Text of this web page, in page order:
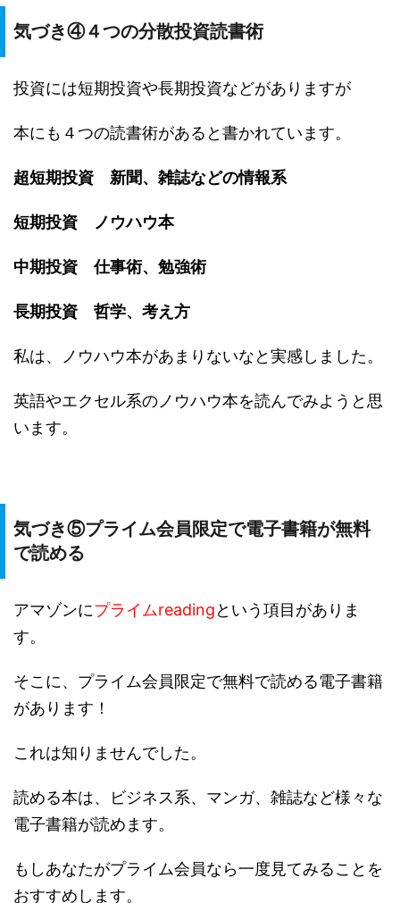
気づき④４つの分散投資読書術
投資には短期投資や長期投資などがありますが
本にも４つの読書術があると書かれています。
超短期投資 新聞、雑誌などの情報系
短期投資 ノウハウ本
中期投資 仕事術、勉強術
長期投資 哲学、考え方
私は、ノウハウ本があまりないなと実感しました。
英語やエクセル系のノウハウ本を読んでみようと思
います。
気づき⑤プライム会員限定で電子書籍が無料
で読める
アマゾンにプライムreadingという項目がありま
す。
そこに、プライム会員限定で無料で読める電子書籍
があります！
これは知りませんでした。
読める本は、ビジネス系、マンガ、雑誌など様々な
電子書籍が読めます。
もしあなたがプライム会員なら一度見てみることを
おすすめします。